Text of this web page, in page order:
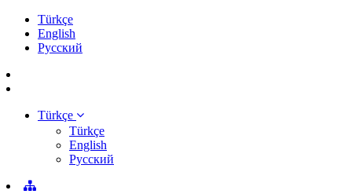
Türkçe
English
Pусский
Türkçe
Türkçe
English
Pусский